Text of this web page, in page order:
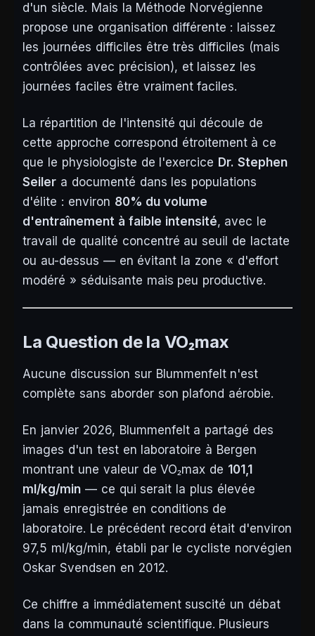
d'un siècle. Mais la Méthode Norvégienne
propose une organisation différente : laissez
les journées difficiles êtretrès difficiles (mais
contrôlées avec précision), et laissez les
journées faciles être vraimentfaciles.
La répartition de l'intensité qui découle de
cette approche correspond étroitement à ce
que le physiologiste de l'exercice Dr. Stephen
Seiler a documenté dans les populations
d'élite : environ 80% du volume
d'entraînement à faible intensité, avec le
travail de qualité concentré au seuil de lactate
ou au-dessus — en évitant la zone « d'effort
modéré » séduisante mais peu productive.
La Question de la VO₂max
Aucune discussion sur Blummenfelt n'est
complète sans aborder son plafond aérobie.
En janvier 2026, Blummenfelt a partagé des
images d'un test en laboratoire à Bergen
montrant une valeur de VO₂max de 101,1
ml/kg/min — ce qui serait la plus élevée
jamais enregistrée en conditions de
laboratoire. Le précédent record était d'environ
97,5 ml/kg/min, établi par le cycliste norvégien
Oskar Svendsen en 2012.
Ce chiffre a immédiatement suscité un débat
dans la communauté scientifique. Plusieurs